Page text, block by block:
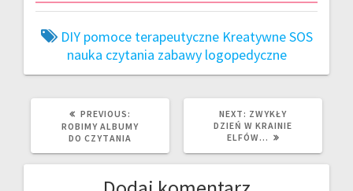
DIY pomoce terapeutyczne Kreatywne SOS
nauka czytania zabawy logopedyczne
PREVIOUS:
POST:
ROBIMY ALBUMY
DO CZYTANIA
NEXT: NEXT
POST:
ZWYKŁY
DZIEŃ W KRAINIE
ELFÓW…